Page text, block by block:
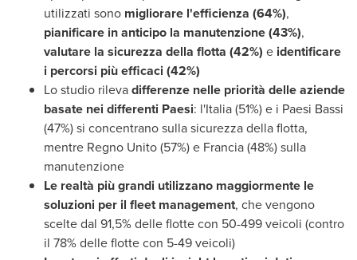
utilizzati sono migliorare l'efficienza (64%),
pianificare in anticipo la manutenzione (43%),
valutare la sicurezza della flotta (42%) e identificare
i percorsi più efficaci (42%)
Lo studio rilevadifferenze nelle priorità delle aziende
basate nei differenti Paesi: l'Italia (51%) e i Paesi Bassi
(47%) si concentrano sulla sicurezza della flotta,
mentre Regno Unito (57%) e Francia (48%) sulla
manutenzione
Le realtà più grandi utilizzano maggiormente le
soluzioni per il fleet management, che vengono
scelte dal 91,5% delle flotte con 50-499 veicoli (contro
il 78% delle flotte con 5-49 veicoli)